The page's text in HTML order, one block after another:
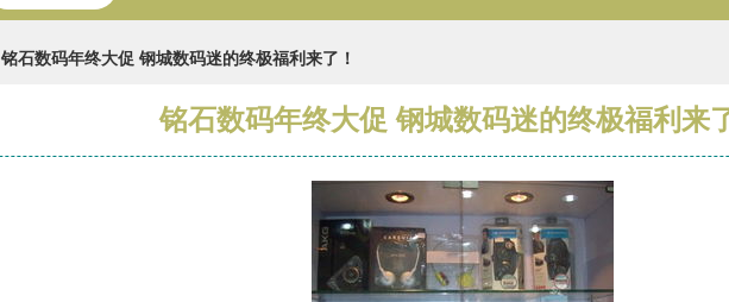
铭石数码年终大促 钢城数码迷的终极福利来了！
铭石数码年终大促 钢城数码迷的终极福利来